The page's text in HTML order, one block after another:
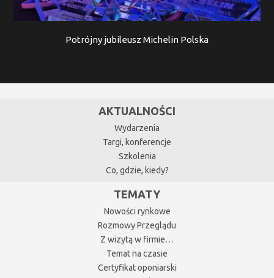
Potrójny jubileusz Michelin Polska
AKTUALNOŚCI
Wydarzenia
Targi, konferencje
Szkolenia
Co, gdzie, kiedy?
TEMATY
Nowości rynkowe
Rozmowy Przeglądu
Z wizytą w firmie…
Temat na czasie
Certyfikat oponiarski